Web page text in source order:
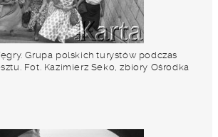
Grupa polskich turystów podczas
Fot. Kazimierz Seko, zbiory Ośrodka